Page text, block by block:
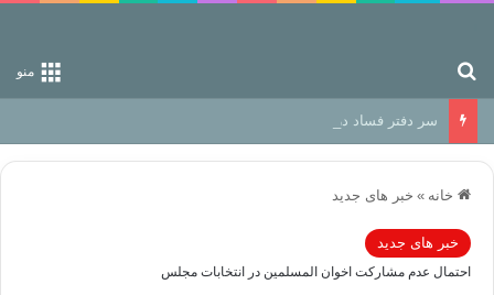
منو
سر دفتر فساد در زمین‌، دوری وکناره‌گیری از راه خداست‌!
خانه » خبر های جدید
خبر های جدید
احتمال عدم مشارکت اخوان المسلمين در انتخابات مجلس